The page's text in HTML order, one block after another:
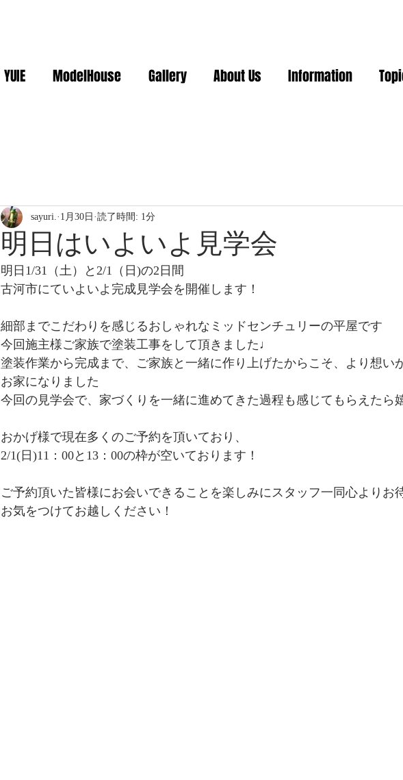
YUIE ModelHouse Gallery About Us Information
明日はいよいよ見学会
sayuri. 1月30日 読了時間: 1分
明日1/31（土）と2/1（日)の2日間
古河市にていよいよ完成見学会を開催します！
細部までこだわりを感じるおしゃれなミッドセンチュリーの平屋です
今回施主様ご家族で塗装工事をして頂きました♩
塗装作業から完成まで、ご家族と一緒に作り上げたからこそ、より想い
お家になりました
今回の見学会で、家づくりを一緒に進めてきた過程も感じてもらえたら
おかげ様で現在多くのご予約を頂いており、
2/1(日)11：00と13：00の枠が空いております！
ご予約頂いた皆様にお会いできることを楽しみにスタッフ一同心よりお
お気をつけてお越しください！